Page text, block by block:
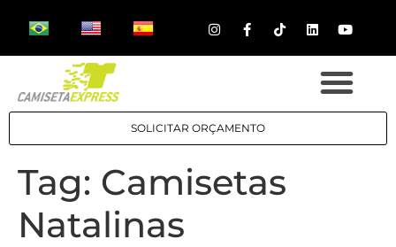
SOLICITAR ORÇAMENTO
Tag: Camisetas
Natalinas